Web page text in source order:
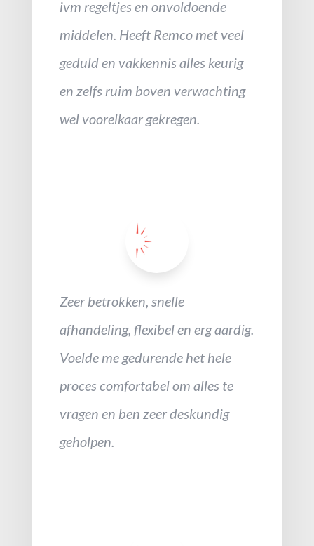
ivm regeltjes en onvoldoende
middelen. Heeft Remco met veel
geduld en vakkennis alles keurig
en zelfs ruim boven verwachting
wel voorelkaar gekregen.
Zeer betrokken, snelle
afhandeling, flexibel en erg aardig.
Voelde me gedurende het hele
proces comfortabel om alles te
vragen en ben zeer deskundig
geholpen.